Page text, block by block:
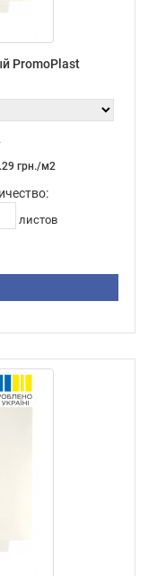
PromoPlast
грн./м2
листов